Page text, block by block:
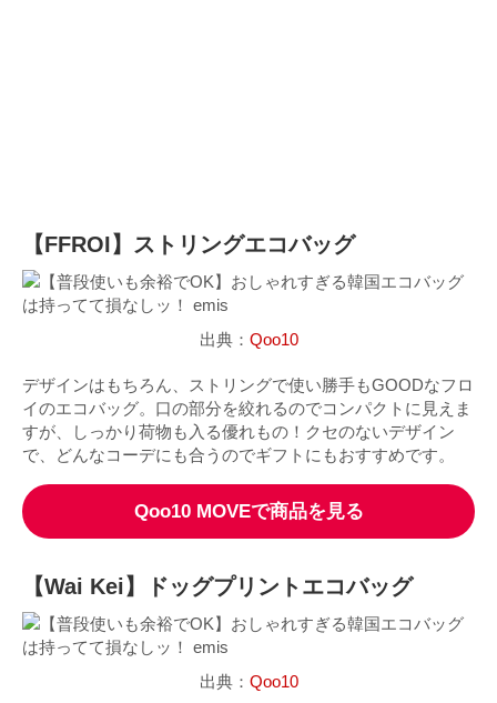
【FFROI】ストリングエコバッグ
出典： Qoo10
デザインはもちろん、ストリングで使い勝手もGOODなフロ
イのエコバッグ。口の部分を絞れるのでコンパクトに見えま
すが、しっかり荷物も入る優れもの！クセのないデザイン
で、どんなコーデにも合うのでギフトにもおすすめです。
Qoo10 MOVEで商品を見る
【Wai Kei】ドッグプリントエコバッグ
出典： Qoo10